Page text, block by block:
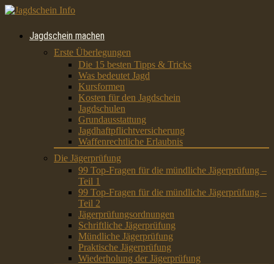
Jagdschein machen
Erste Überlegungen
Die 15 besten Tipps & Tricks
Was bedeutet Jagd
Kursformen
Kosten für den Jagdschein
Jagdschulen
Grundausstattung
Jagdhaftpflichtversicherung
Waffenrechtliche Erlaubnis
Die Jägerprüfung
99 Top-Fragen für die mündliche Jägerprüfung –
Teil 1
99 Top-Fragen für die mündliche Jägerprüfung –
Teil 2
Jägerprüfungsordnungen
Schriftliche Jägerprüfung
Mündliche Jägerprüfung
Praktische Jägerprüfung
Wiederholung der Jägerprüfung